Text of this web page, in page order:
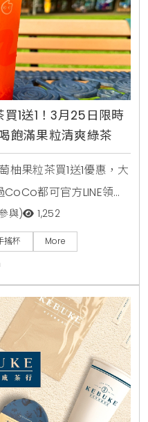
1送1！3月25日限時
飽滿果粒清爽綠茶
果粒茶買1送1優惠，大
都可官方LINE領取
茶結合的清爽滋味。
與) 1,252
搖杯 More